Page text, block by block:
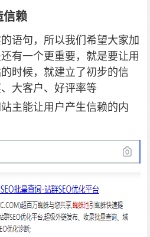
信赖
语句，所以我们希望大家加
有一个更重要，就是要让用
时候，就建立了初步的信
大客户、好评率等
主能让用户产生信赖的内